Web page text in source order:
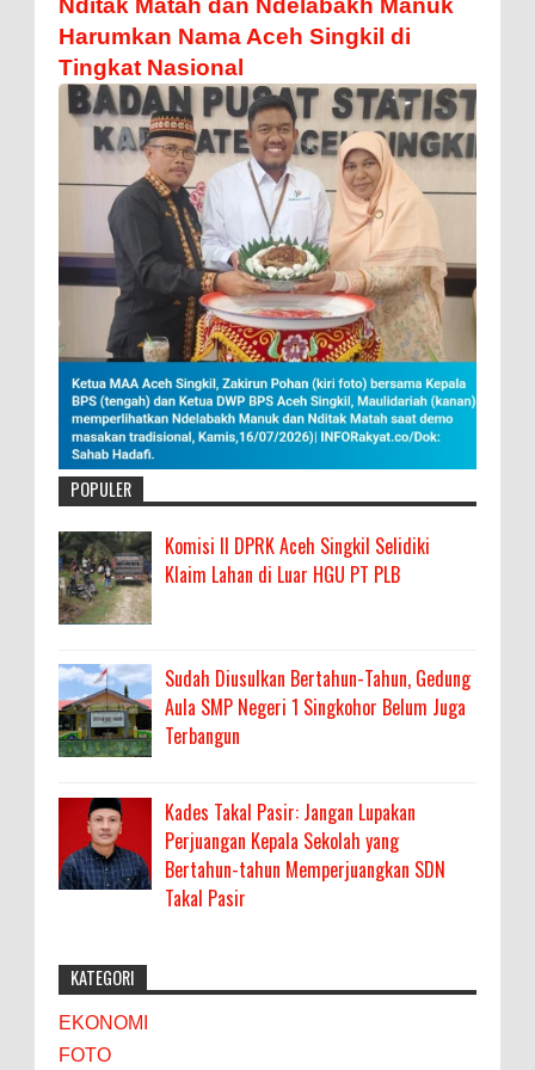
Nditak Matah dan Ndelabakh Manuk
Harumkan Nama Aceh Singkil di
Tingkat Nasional
POPULER
Komisi II DPRK Aceh Singkil Selidiki
Klaim Lahan di Luar HGU PT PLB
Sudah Diusulkan Bertahun-Tahun, Gedung
Aula SMP Negeri 1 Singkohor Belum Juga
Terbangun
Kades Takal Pasir: Jangan Lupakan
Perjuangan Kepala Sekolah yang
Bertahun-tahun Memperjuangkan SDN
Takal Pasir
KATEGORI
EKONOMI
FOTO